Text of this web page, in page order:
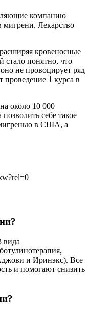
компанию
мигрени. Лекарство
кровеносные
стало понятно, что
не провоцирует ряд
проведение 1 курса в
около 10 000
себе такое
мигренью в США, а
вида
и Иринэкс). Все
и помогают снизить